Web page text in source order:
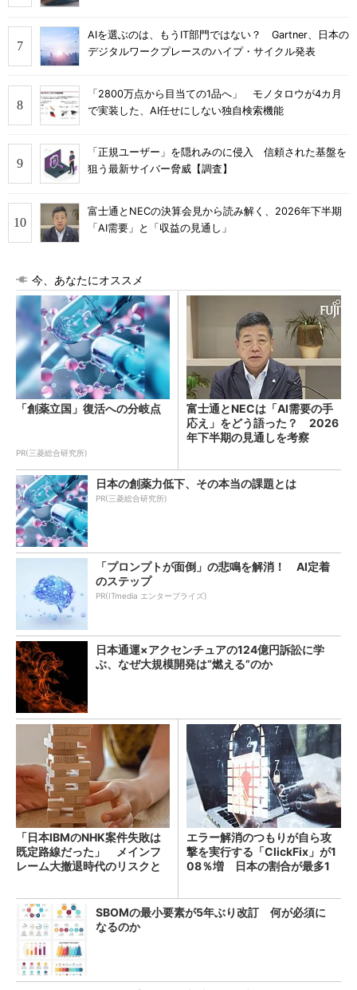
AIを選ぶのは、もうIT部門ではない？ Gartner、日本の
デジタルワークプレースのハイプ・サイクル発表
「2800万点から目当ての1品へ」 モノタロウが4カ月
で実装した、AI任せにしない独自検索機能
「正規ユーザー」を隠れみのに侵入 信頼された基盤を
狙う最新サイバー脅威【調査】
富士通とNECの決算会見から読み解く、2026年下半期
「AI需要」と「収益の見通し」
今、あなたにオススメ
「創薬立国」復活への分岐点
PR(三菱総合研究所)
富士通とNECは「AI需要の手
応え」をどう語った？ 2026
年下半期の見通しを考察
日本の創薬力低下、その本当の課題とは
PR(三菱総合研究所)
「プロンプトが面倒」の悲鳴を解消！ AI定着
のステップ
PR(ITmedia エンタープライズ)
日本通運×アクセンチュアの124億円訴訟に学
ぶ、なぜ大規模開発は“燃える”のか
「日本IBMのNHK案件失敗は
既定路線だった」 メインフ
レーム大撤退時代のリスクと
エラー解消のつもりが自ら攻
撃を実行する「ClickFix」が1
08％増 日本の割合が最多1
SBOMの最小要素が5年ぶり改訂 何が必須に
なるのか